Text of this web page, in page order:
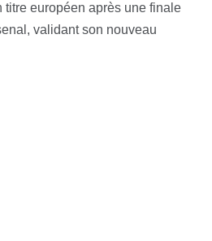
titre européen après une finale
validant son nouveau